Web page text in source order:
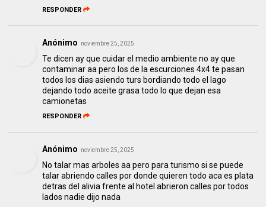
RESPONDER
Anónimo noviembre 25, 2025
Te dicen ay que cuidar el medio ambiente no ay que
contaminar aa pero los de la escurciones 4x4 te pasan
todos los dias asiendo turs bordiando todo el lago
dejando todo aceite grasa todo lo que dejan esa
camionetas
RESPONDER
Anónimo noviembre 25, 2025
No talar mas arboles aa pero para turismo si se puede
talar abriendo calles por donde quieren todo aca es plata
detras del alivia frente al hotel abrieron calles por todos
lados nadie dijo nada